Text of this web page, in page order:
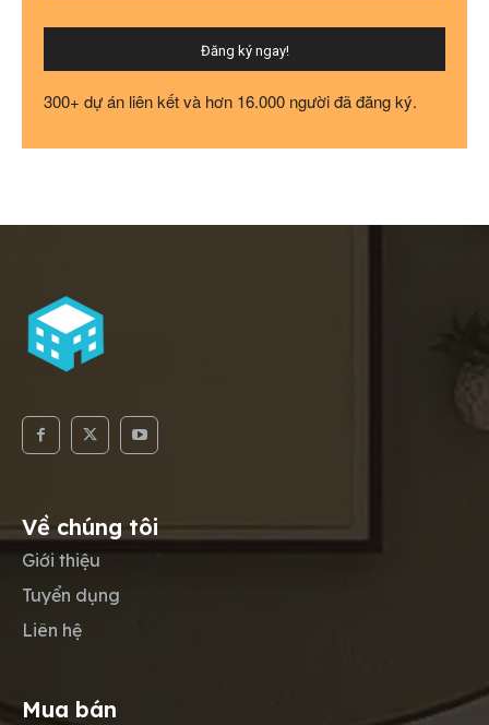
Đăng ký ngay!
300+ dự án liên kết và hơn 16.000 người đã đăng ký.
Về chúng tôi
Giới thiệu
Tuyển dụng
Liên hệ
Mua bán